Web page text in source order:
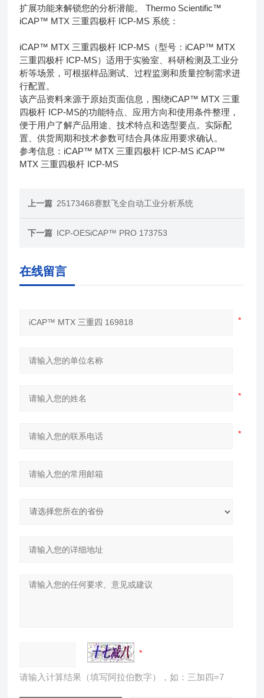
扩展功能来解锁您的分析潜能。 Thermo Scientific™
iCAP™ MTX 三重四极杆 ICP-MS 系统：
iCAP™ MTX 三重四极杆 ICP-MS（型号：iCAP™ MTX
三重四极杆 ICP-MS）适用于实验室、科研检测及工业分
析等场景，可根据样品测试、过程监测和质量控制需求进
行配置。
该产品资料来源于原始页面信息，围绕iCAP™ MTX 三重
四极杆 ICP-MS的功能特点、应用方向和使用条件整理，
便于用户了解产品用途、技术特点和选型要点。实际配
置、供货周期和技术参数可结合具体应用要求确认。
参考信息：iCAP™ MTX 三重四极杆 ICP-MS iCAP™
MTX 三重四极杆 ICP-MS
上一篇 25173468赛默飞全自动工业分析系统
下一篇 ICP-OESiCAP™ PRO 173753
在线留言
请输入计算结果（填写阿拉伯数字），如：三加四=7